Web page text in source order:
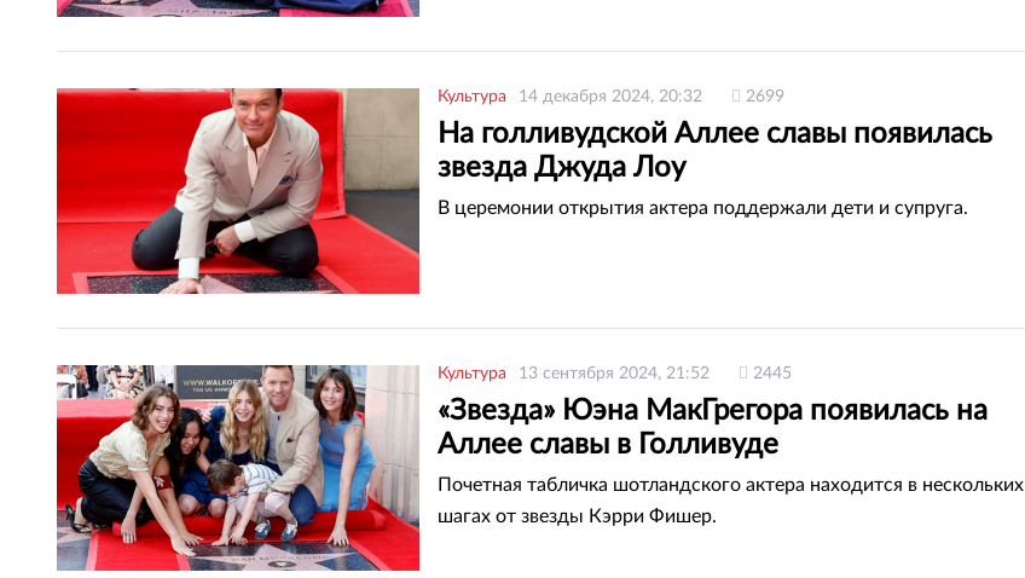
Культура 14 декабря 2024, 20:32 2699
На голливудской Аллее славы появилась
звезда Джуда Лоу
В церемонии открытия актера поддержали дети и супруга.
Культура 13 сентября 2024, 21:52 2445
«Звезда» Юэна МакГрегора появилась на
Аллее славы в Голливуде
Почетная табличка шотландского актера находится в нескольких
шагах от звезды Кэрри Фишер.